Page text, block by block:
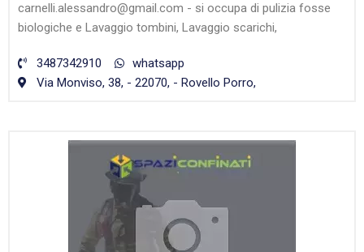
carnelli.alessandro@gmail.com - si occupa di pulizia fosse
biologiche e Lavaggio tombini, Lavaggio scarichi,
3487342910
whatsapp
Via Monviso, 38, - 22070, - Rovello Porro,